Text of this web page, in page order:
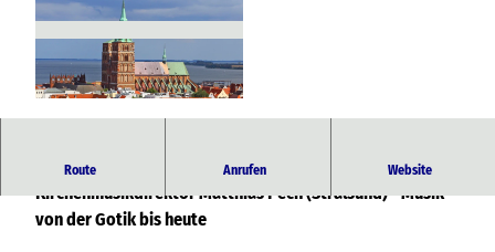
Route Anrufen Website
Orgelkonzert "750 Jahre St. Nikolai" mit
Kirchenmusikdirektor Matthias Pech (Stralsund) - Musik
von der Gotik bis heute